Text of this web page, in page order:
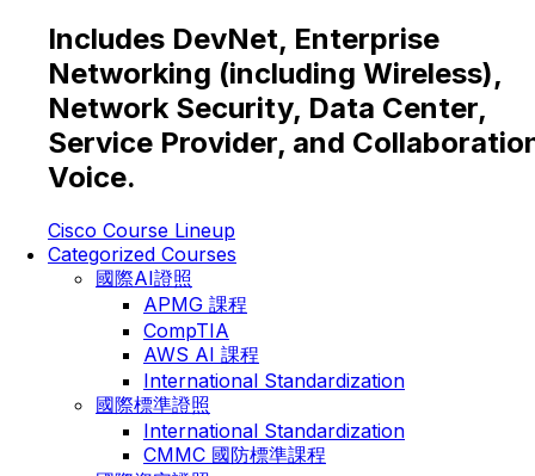
Includes DevNet, Enterprise
Networking (including Wireless),
Network Security, Data Center,
Service Provider, and
Voice.
Cisco Course Lineup
Categorized Courses
國際AI證照
APMG 課程
CompTIA
AWS AI 課程
International Standardization
國際標準證照
International Standardization
CMMC 國防標準課程